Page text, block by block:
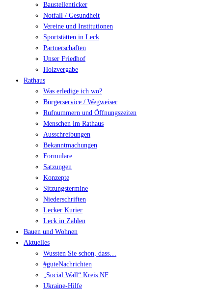
Baustellenticker
Notfall / Gesundheit
Vereine und Institutionen
Sportstätten in Leck
Partnerschaften
Unser Friedhof
Holzvergabe
Rathaus
Was erledige ich wo?
Bürgerservice / Wegweiser
Rufnummern und Öffnungszeiten
Menschen im Rathaus
Ausschreibungen
Bekanntmachungen
Formulare
Satzungen
Konzepte
Sitzungstermine
Niederschriften
Lecker Kurier
Leck in Zahlen
Bauen und Wohnen
Aktuelles
Wussten Sie schon, dass…
#guteNachrichten
„Social Wall“ Kreis NF
Ukraine-Hilfe